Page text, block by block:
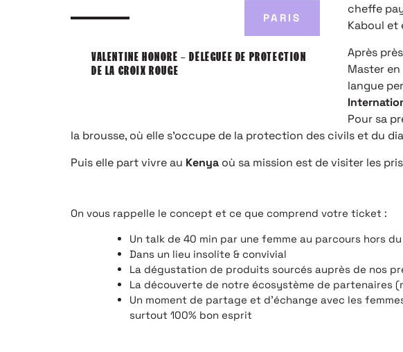
PARIS
VALENTINE HONORÉ – DÉLÉGUÉE DE PROTECTION
DE LA CROIX ROUGE
cheffe
Kaboul et
Après
Master
langue
Pour sa
la brousse, où elle s’occupe de la protection des civils et du
Puis elle part vivre au Kenya où sa mission est de visiter les
On vous rappelle le concept et ce que comprend votre ticket :
Un talk de 40 min par une femme au parcours hors
Dans un lieu insolite & convivial
La dégustation de produits sourcés auprès de nos
La découverte de notre écosystème de partenaires
Un moment de partage et d’échange avec les
surtout 100% bon esprit